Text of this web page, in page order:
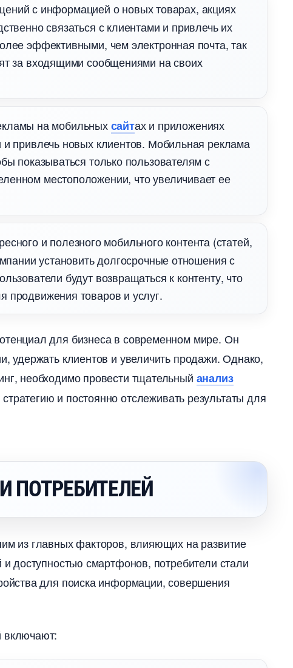
с информацией о новых товарах, акциях
связаться с клиентами и привлечь их
эффективными, чем электронная почта, так
за входящими сообщениями на своих
на мобильныхсайтах и приложениях
и привлечь новых клиентов. Мобильная реклама
показываться только пользователям с
местоположении, что увеличивает ее
и полезного мобильного контента (статей,
установить долгосрочные отношения с
будут возвращаться к контенту, что
продвижения товаров и услуг.
для бизнеса в современном мире. Он
удержать клиентов и увеличить продажи. Однако,
необходимо провести тщательный анализ
и постоянно отслеживать результаты для
ПОТРЕБИТЕЛЕЙ
из главных факторов, влияющих на развитие
доступностью смартфонов, потребители стали
для поиска информации, совершения
включают: